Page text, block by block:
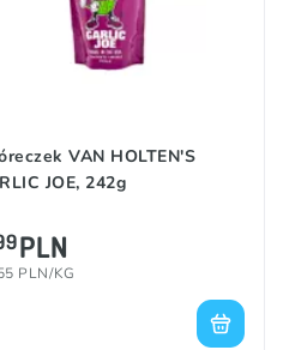
VAN HOLTEN'S
JOE, 242g
PLN
PLN/KG